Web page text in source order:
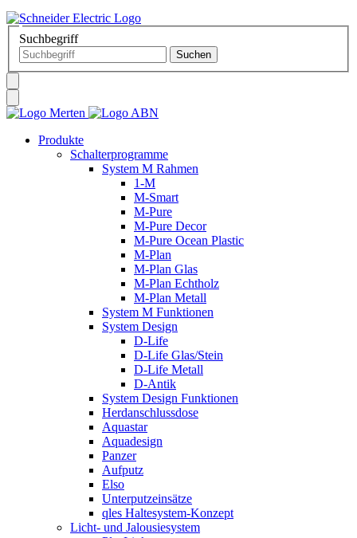
Suchbegriff
Produkte
Schalterprogramme
System M Rahmen
1-M
M-Smart
M-Pure
M-Pure Decor
M-Pure Ocean Plastic
M-Plan
M-Plan Glas
M-Plan Echtholz
M-Plan Metall
System M Funktionen
System Design
D-Life
D-Life Glas/Stein
D-Life Metall
D-Antik
System Design Funktionen
Herdanschlussdose
Aquastar
Aquadesign
Panzer
Aufputz
Elso
Unterputzeinsätze
qles Haltesystem-Konzept
Licht- und Jalousiesystem